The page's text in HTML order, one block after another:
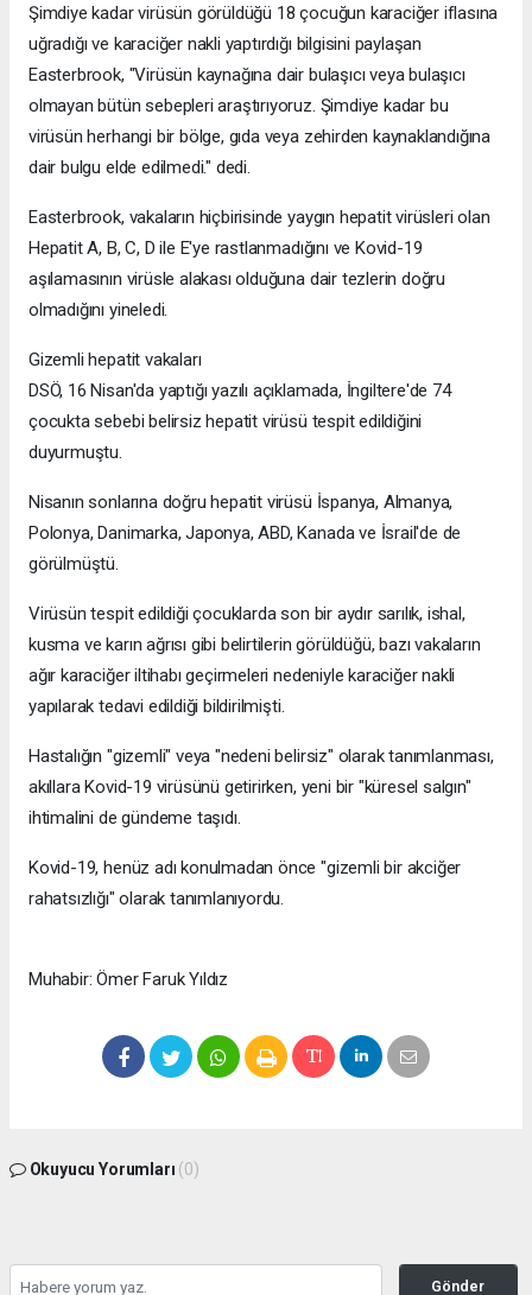
Şimdiye kadar virüsün görüldüğü 18 çocuğun karaciğer iflasına
uğradığı ve karaciğer nakli yaptırdığı bilgisini paylaşan
Easterbrook, "Virüsün kaynağına dair bulaşıcı veya bulaşıcı
olmayan bütün sebepleri araştırıyoruz. Şimdiye kadar bu
virüsün herhangi bir bölge, gıda veya zehirden kaynaklandığına
dair bulgu elde edilmedi." dedi.
Easterbrook, vakaların hiçbirisinde yaygın hepatit virüsleri olan
Hepatit A, B, C, D ile E'ye rastlanmadığını ve Kovid-19
aşılamasının virüsle alakası olduğuna dair tezlerin doğru
olmadığını yineledi.
Gizemli hepatit vakaları
DSÖ, 16 Nisan'da yaptığı yazılı açıklamada, İngiltere'de 74
çocukta sebebi belirsiz hepatit virüsü tespit edildiğini
duyurmuştu.
Nisanın sonlarına doğru hepatit virüsü İspanya, Almanya,
Polonya, Danimarka, Japonya, ABD, Kanada ve İsrail'de de
görülmüştü.
Virüsün tespit edildiği çocuklarda son bir aydır sarılık, ishal,
kusma ve karın ağrısı gibi belirtilerin görüldüğü, bazı vakaların
ağır karaciğer iltihabı geçirmeleri nedeniyle karaciğer nakli
yapılarak tedavi edildiği bildirilmişti.
Hastalığın "gizemli" veya "nedeni belirsiz" olarak tanımlanması,
akıllara Kovid-19 virüsünü getirirken, yeni bir "küresel salgın"
ihtimalini de gündeme taşıdı.
Kovid-19, henüz adı konulmadan önce "gizemli bir akciğer
rahatsızlığı" olarak tanımlanıyordu.
Muhabir: Ömer Faruk Yıldız
Okuyucu Yorumları (0)
Gönder